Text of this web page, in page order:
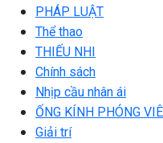
PHÁP LUẬT
Thể thao
THIẾU NHI
Chính sách
Nhịp cầu nhân ái
ỐNG KÍNH PHÓNG
Giải trí